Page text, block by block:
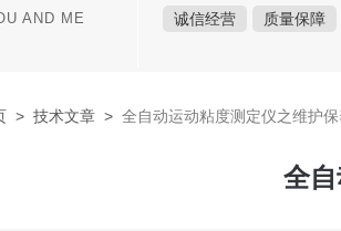
AND ME 诚信经营 质量保障
> 技术文章 > 全自动运动粘度测定仪之维护
全